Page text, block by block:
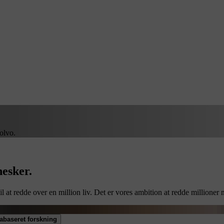
at redde over en million liv. Det er vores ambition at redde millioner
forskning